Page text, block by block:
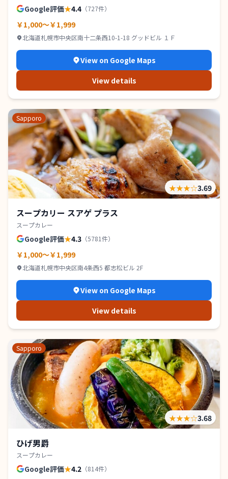
Google評価★4.4 （727件）
￥1,000～￥1,999
北海道札幌市中央区南十二条西10-1-18 グッドビル １Ｆ
View on Google Maps
View details
Sapporo
★★★☆3.69
スープカリー スアゲ プラス
スープカレー
Google評価★4.3 （5781件）
￥1,000～￥1,999
北海道札幌市中央区南4条西5 都志松ビル 2F
View on Google Maps
View details
Sapporo
★★★☆3.68
ひげ男爵
スープカレー
Google評価★4.2 （814件）